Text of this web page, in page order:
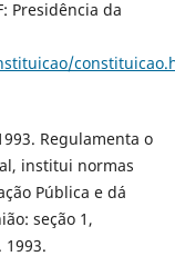
Presidência da
Regulamenta o
institui normas
Pública e dá
seção 1,
1993.